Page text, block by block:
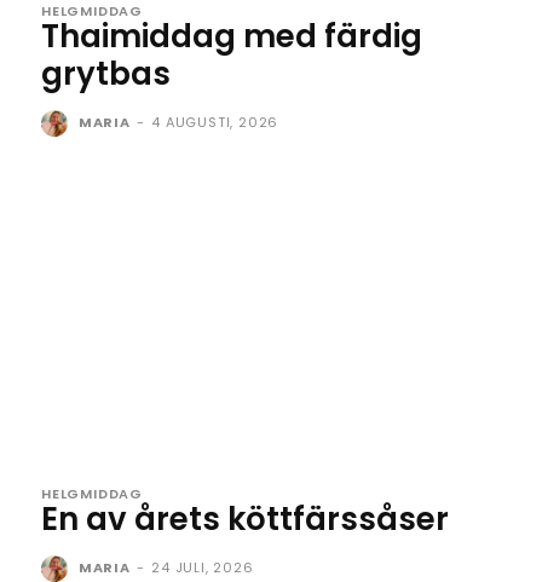
HELGMIDDAG
Thaimiddag med färdig
grytbas
MARIA - 4 AUGUSTI, 2026
HELGMIDDAG
En av årets köttfärssåser
MARIA - 24 JULI, 2026